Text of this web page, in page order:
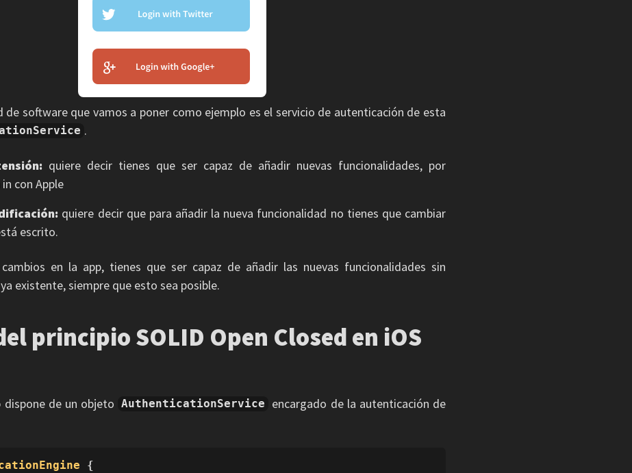
de software que vamos a poner como ejemplo es el servicio de autenticación de esta
.
quiere decir tienes que ser capaz de añadir nuevas funcionalidades, por
con Apple
quiere decir que para añadir la nueva funcionalidad no tienes que cambiar
escrito.
en la app, tienes que ser capaz de añadir las nuevas funcionalidades sin
existente, siempre que esto sea posible.
principio SOLID Open Closed en iOS
de un objeto AuthenticationService
encargado de la autenticación de
{